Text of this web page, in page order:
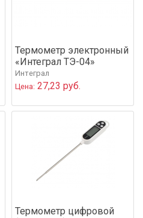
Термометр электронный
«Интеграл ТЭ-04»
Интеграл
Цена: 27,23 руб.
Термометр цифровой